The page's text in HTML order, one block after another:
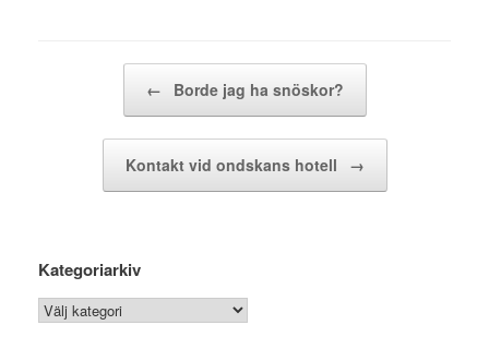
← Borde jag ha snöskor?
Kontakt vid ondskans hotell →
Kategoriarkiv
Kategoriarkiv